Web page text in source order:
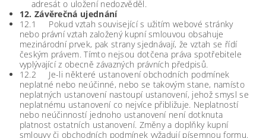
adresát o uložení nedozvěděl.
12. Závěrečná ujednání
12.1 Pokud vztah související s užitím webové stránky
nebo právní vztah založený kupní smlouvou obsahuje
mezinárodní prvek, pak strany sjednávají, že vztah se řídí
českým právem. Tímto nejsou dotčena práva spotřebitele
vyplývající z obecně závazných právních předpisů.
12.2 Je-li některé ustanovení obchodních podmínek
neplatné nebo neúčinné, nebo se takovým stane, namísto
neplatných ustanovení nastoupí ustanovení, jehož smysl se
neplatnému ustanovení co nejvíce přibližuje. Neplatností
nebo neúčinností jednoho ustanovení není dotknuta
platnost ostatních ustanovení. Změny a doplňky kupní
smlouvy či obchodních podmínek vyžadují písemnou formu.